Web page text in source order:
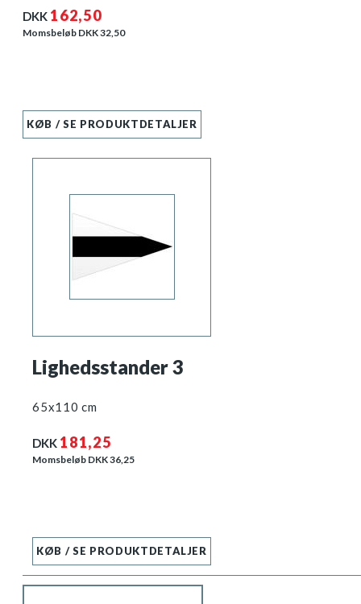
DKK 162,50
Momsbeløb DKK32,50
KØB / SE PRODUKTDETALJER
Lighedsstander 3
65x110 cm
DKK 181,25
Momsbeløb DKK36,25
KØB / SE PRODUKTDETALJER